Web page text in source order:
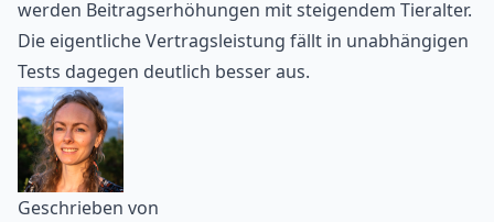
werden Beitragserhöhungen mit steigendem Tieralter.
Die eigentliche Vertragsleistung fällt in unabhängigen
Tests dagegen deutlich besser aus.
Geschrieben von